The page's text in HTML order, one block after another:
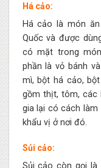
Há cảo:
Há cảo là món
Quốc và được
có mặt trong
phần là vỏ bánh
mì, bột há cảo,
gồm thịt, tôm, các
gia lại có cách làm
khẩu vị ở nơi đó.
Sủi cảo:
Sủi cảo còn gọi là